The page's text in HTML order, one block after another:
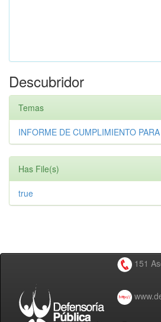
Descubridor
Temas
INFORME DE CUMPLIMIENTO
Has File(s)
true
151